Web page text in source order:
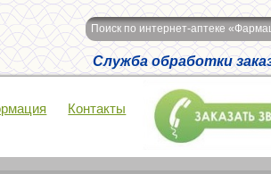
Поиск по интернет-аптеке
Служба обработки
Контакты